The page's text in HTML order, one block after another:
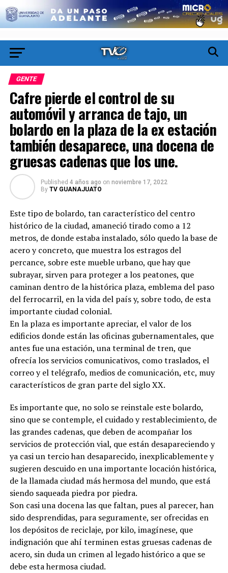
GENTE
Cafre pierde el control de su
automóvil y arranca de tajo, un
bolardo en la plaza de la ex estación
también desaparece, una docena de
gruesas cadenas que los une.
Published 4 años ago on noviembre 17, 2022
By TV GUANAJUATO
Este tipo de bolardo, tan característico del centro
histórico de la ciudad, amaneció tirado como a 12
metros, de donde estaba instalado, sólo quedo la base de
acero y concreto, que muestra los estragos del
percance, sobre este mueble urbano, que hay que
subrayar, sirven para proteger a los peatones, que
caminan dentro de la histórica plaza, emblema del paso
del ferrocarril, en la vida del país y, sobre todo, de esta
importante ciudad colonial.
En la plaza es importante apreciar, el valor de los
edificios donde están las oficinas gubernamentales, que
antes fue una estación, una terminal de tren, que
ofrecía los servicios comunicativos, como traslados, el
correo y el telégrafo, medios de comunicación, etc, muy
característicos de gran parte del siglo XX.
Es importante que, no solo se reinstale este bolardo,
sino que se contemple, el cuidado y restablecimiento, de
las grandes cadenas, que deben de acompañar los
servicios de protección vial, que están desapareciendo y
ya casi un tercio han desaparecido, inexplicablemente y
sugieren descuido en una importante locación histórica,
de la llamada ciudad más hermosa del mundo, que está
siendo saqueada piedra por piedra.
Son casi una docena las que faltan, pues al parecer, han
sido desprendidas, para seguramente, ser ofrecidas en
los depósitos de reciclaje, por kilo, imagínese, que
indignación que ahí terminen estas gruesas cadenas de
acero, sin duda un crimen al legado histórico a que se
debe esta hermosa ciudad.